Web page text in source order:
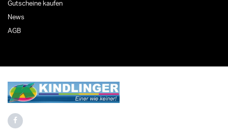
Gutscheine kaufen
News
AGB